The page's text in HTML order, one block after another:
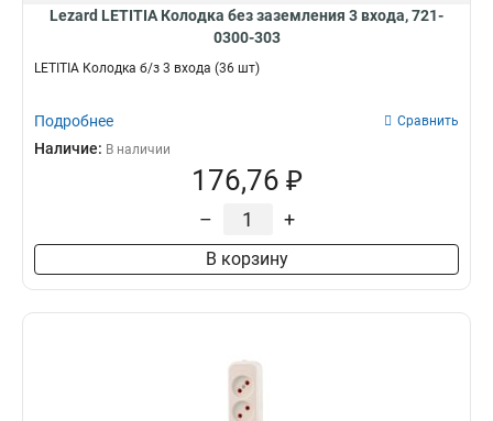
Lezard LETITIA Колодка без заземления 3 входа, 721-
0300-303
LETITIA Колодка б/з 3 входа (36 шт)
Подробнее Сравнить
Наличие: В наличии
176,76 ₽
– +
В корзину